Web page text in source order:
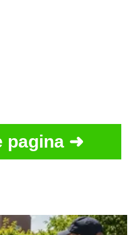
pagina ➜